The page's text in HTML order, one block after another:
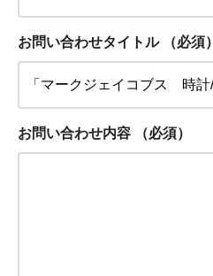
お問い合わせタイトル （必須）
お問い合わせ内容 （必須）